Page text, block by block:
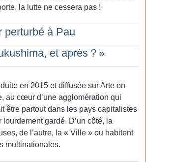
la lutte ne cessera pas !
perturbé à Pau
et après ? »
en 2015 et diffusée sur Arte en
au cœur d’une agglomération qui
être partout dans les pays capitalistes
gardé. D’un côté, la
de l’autre, la « Ville » ou habitent
multinationales.